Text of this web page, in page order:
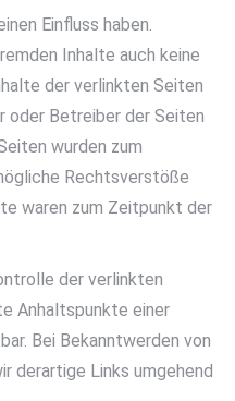
Einfluss haben.
Inhalte auch keine
der verlinkten Seiten
Betreiber der Seiten
wurden zum
Rechtsverstöße
waren zum Zeitpunkt der
der verlinkten
Anhaltspunkte einer
Bei Bekanntwerden von
derartige Links umgehend